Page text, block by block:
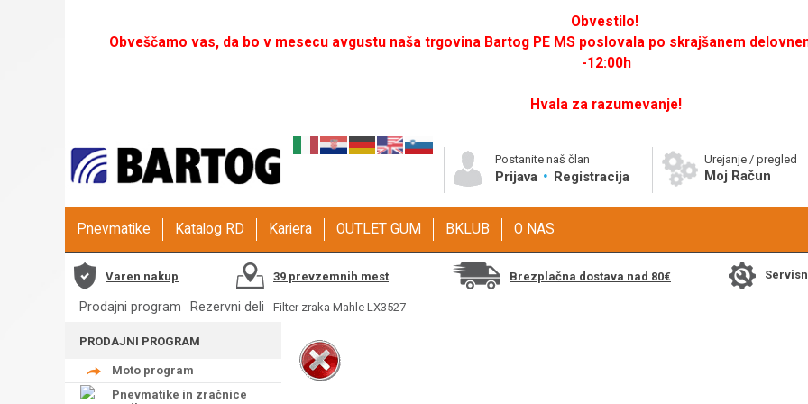
Obvestilo!
Obveščamo vas, da bo v mesecu avgustu naša trgovina Bartog PE MS poslovala po skrajšanem
-12:00h
Hvala za razumevanje!
Postanite naš član
Prijava Registracija
Urejanje / pregled
Moj Račun
Pnevmatike Katalog RD Kariera OUTLET GUM BKLUB O NAS
Varen nakup 39 prevzemnih mest Brezplačna dostava nad 80€
Prodajni program - Rezervni deli - Filter zraka Mahle LX3527
PRODAJNI PROGRAM
Moto program
Pnevmatike in zračnice